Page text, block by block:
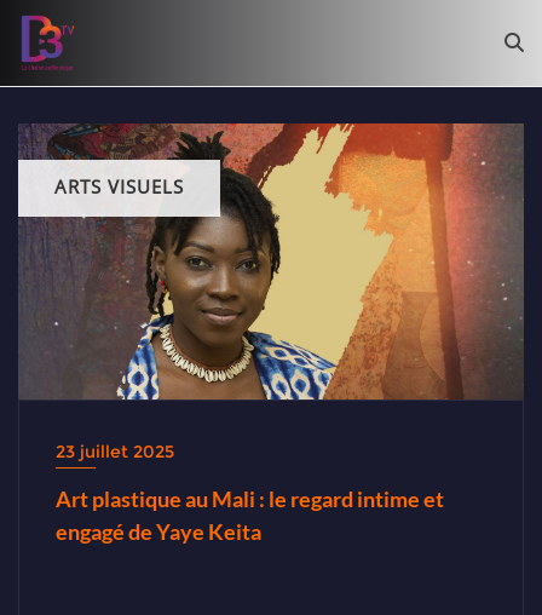
ARTS VISUELS
23 juillet 2025
Art plastique au Mali : le regard intime et
engagé de Yaye Keita